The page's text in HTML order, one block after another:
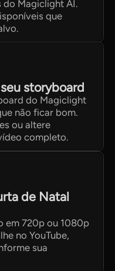
do Magiclight AI.
que
storyboard
do Magiclight
não ficar bom.
ou altere
completo.
de Natal
em 720p ou 1080p
no YouTube,
sua